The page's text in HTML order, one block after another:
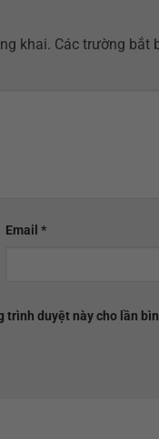
khai. Các trường bắt
Email*
trình duyệt này cho lần